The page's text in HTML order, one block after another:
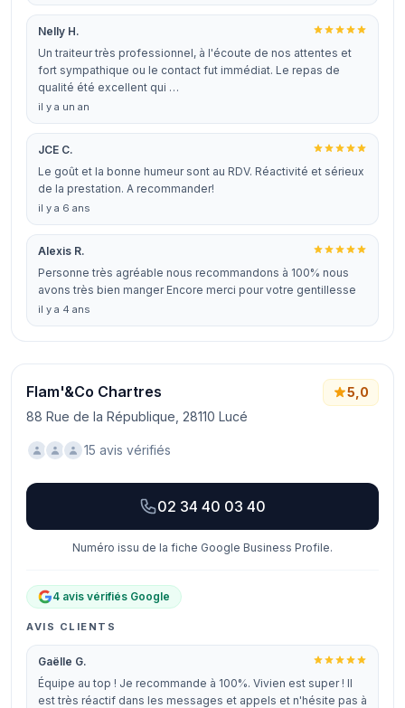
Nelly H.
Un traiteur très professionnel, à l'écoute de nos attentes et
fort sympathique ou le contact fut immédiat. Le repas de
qualité été excellent qui …
il y a un an
JCE C.
Le goût et la bonne humeur sont au RDV. Réactivité et sérieux
de la prestation. A recommander!
il y a 6 ans
Alexis R.
Personne très agréable nous recommandons à 100% nous
avons très bien manger Encore merci pour votre gentillesse
il y a 4 ans
Flam'&Co Chartres
88 Rue de la République, 28110 Lucé
5,0
15 avis vérifiés
02 34 40 03 40
Numéro issu de la fiche Google Business Profile.
4 avis vérifiés Google
AVIS CLIENTS
Gaëlle G.
Équipe au top ! Je recommande à 100%. Vivien est super ! Il
est très réactif dans les messages et appels et n'hésite pas à